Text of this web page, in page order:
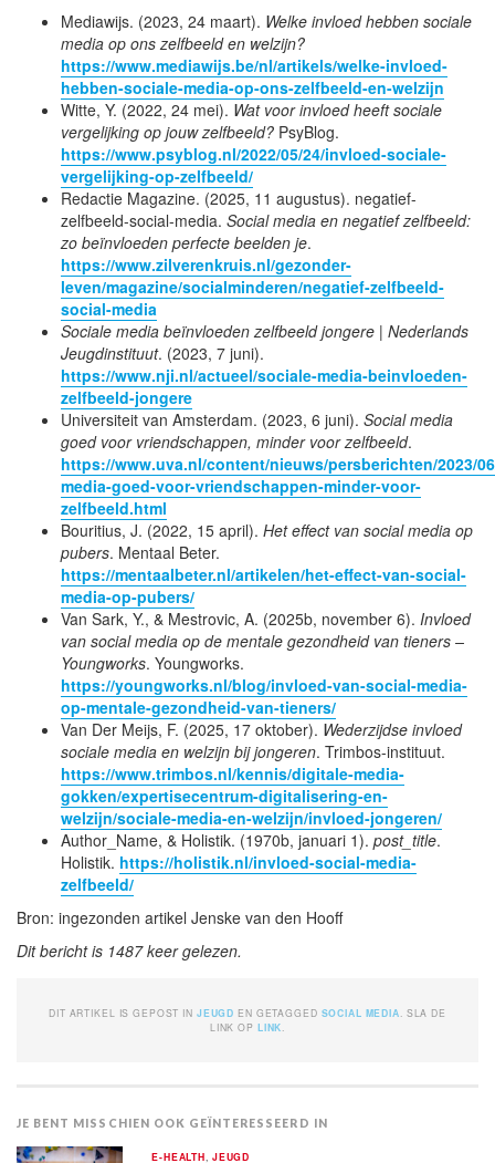
Mediawijs. (2023, 24 maart). Welke invloed hebben sociale
media op ons zelfbeeld en welzijn?
https://www.mediawijs.be/nl/artikels/welke-invloed-
hebben-sociale-media-op-ons-zelfbeeld-en-welzijn
Witte, Y. (2022, 24 mei). Wat voor invloed heeft sociale
vergelijking op jouw zelfbeeld? PsyBlog.
https://www.psyblog.nl/2022/05/24/invloed-sociale-
vergelijking-op-zelfbeeld/
Redactie Magazine. (2025, 11 augustus). negatief-
zelfbeeld-social-media. Social media en negatief zelfbeeld:
zo beïnvloeden perfecte beelden je.
https://www.zilverenkruis.nl/gezonder-
leven/magazine/socialminderen/negatief-zelfbeeld-
social-media
Sociale media beïnvloeden zelfbeeld jongere | Nederlands
Jeugdinstituut. (2023, 7 juni).
https://www.nji.nl/actueel/sociale-media-beinvloeden-
zelfbeeld-jongere
Universiteit van Amsterdam. (2023, 6 juni). Social media
goed voor vriendschappen, minder voor zelfbeeld.
https://www.uva.nl/content/nieuws/persberichten/2023/
media-goed-voor-vriendschappen-minder-voor-
zelfbeeld.html
Bouritius, J. (2022, 15 april). Het effect van social media op
pubers. Mentaal Beter.
https://mentaalbeter.nl/artikelen/het-effect-van-social-
media-op-pubers/
Van Sark, Y., & Mestrovic, A. (2025b, november 6). Invloed
van social media op de mentale gezondheid van tieners –
Youngworks. Youngworks.
https://youngworks.nl/blog/invloed-van-social-media-
op-mentale-gezondheid-van-tieners/
Van Der Meijs, F. (2025, 17 oktober). Wederzijdse invloed
sociale media en welzijn bij jongeren. Trimbos-instituut.
https://www.trimbos.nl/kennis/digitale-media-
gokken/expertisecentrum-digitalisering-en-
welzijn/sociale-media-en-welzijn/invloed-jongeren/
Author_Name, & Holistik. (1970b, januari 1). post_title.
Holistik. https://holistik.nl/invloed-social-media-
zelfbeeld/
Bron: ingezonden artikel Jenske van den Hooff
Dit bericht is 1487 keer gelezen.
DIT ARTIKEL IS GEPOST IN JEUGD EN GETAGGED SOCIAL MEDIA . SLA DE
LINK OP LINK
JE BENT MISSCHIEN OOK GEÏNTERESSEERD IN
E-HEALTH JEUGD